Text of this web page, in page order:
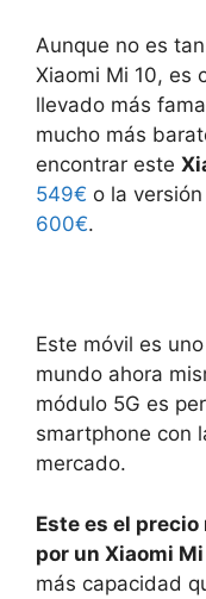
Aunque no es
Xiaomi Mi 10, es
llevado más
mucho más
encontrar este
549€ o la
600€.
Este móvil es
mundo ahora
módulo 5G es
smartphone con
mercado.
Este es el
por un Xiaomi
más capacidad